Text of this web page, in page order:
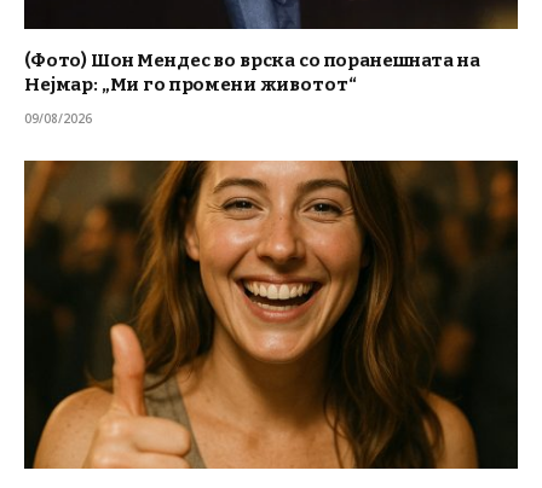
(Фото) Шон Мендес во врска со поранешната на
Нејмар: „Ми го промени животот“
09/08/2026